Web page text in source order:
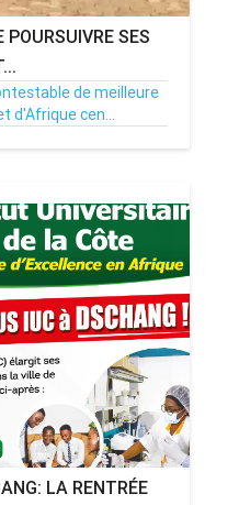
SES
de meilleure
d'Afrique cen...
0
LA RENTRÉE